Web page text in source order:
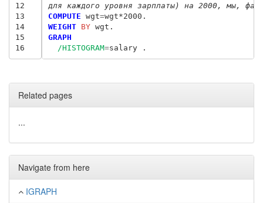
12
13
14
15
16
для каждого уровня зарплаты) на 2000, мы,
COMPUTE wgt=
WEIGHT BY
GRAPH
/HISTOGRAM=
Related pages
...
Navigate from here
IGRAPH